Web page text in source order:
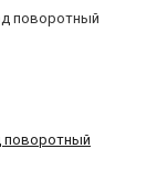
поворотный